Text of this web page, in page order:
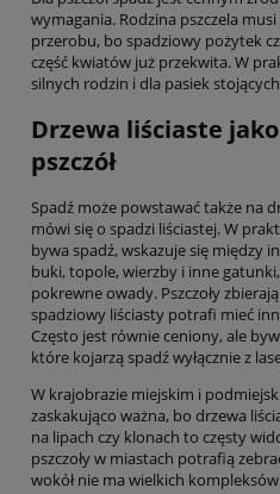
wymagania. Rodzina pszczela
przerobu, bo spadziowy pożytek
część kwiatów już przekwita. W
silnych rodzin i dla pasiek
Drzewa liściaste
pszczół
Spadź może powstawać także na
mówi się o spadzi liściastej. W
bywa spadź, wskazuje się między
buki, topole, wierzby i inne
pokrewne owady. Pszczoły
spadziowy liściasty potrafi mieć
Często jest równie ceniony, ale
które kojarzą spadź wyłącznie z
W krajobrazie miejskim i
zaskakująco ważna, bo drzewa
na lipach czy klonach to częsty
pszczoły w miastach potrafią
wokół nie ma wielkich